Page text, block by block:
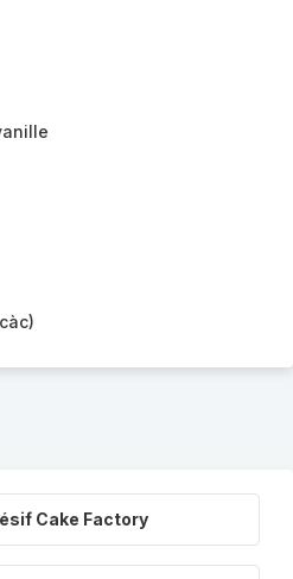
Cake Factory